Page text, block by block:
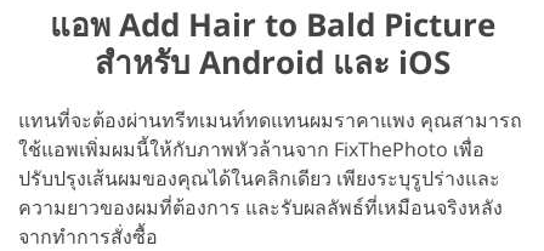
แอพ Add Hair to Bald Picture
สำหรับ Android และ iOS
แทนที่จะต้องผ่านทรีทเมนท์ทดแทนผมราคาแพง คุณสามารถ
ใช้แอพเพิ่มผมนี้ให้กับภาพหัวล้านจาก FixThePhoto เพื่อ
ปรับปรุงเส้นผมของคุณได้ในคลิกเดียว เพียงระบุรูปร่างและ
ความยาวของผมที่ต้องการ และรับผลลัพธ์ที่เหมือนจริงหลัง
จากทำการสั่งซื้อ